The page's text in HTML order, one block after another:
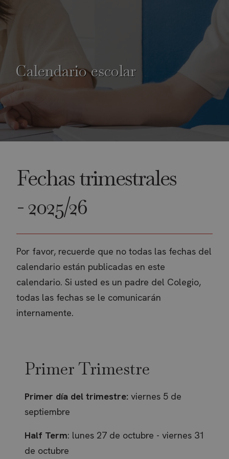
Calendario escolar
Fechas trimestrales
- 2025/26
Por favor, recuerde que no todas las fechas del
calendario están publicadas en este
calendario. Si usted es un padre del Colegio,
todas las fechas se le comunicarán
internamente.
Primer Trimestre
Primer día del trimestre: viernes 5 de
septiembre
Half Term: lunes 27 de octubre - viernes 31
de octubre